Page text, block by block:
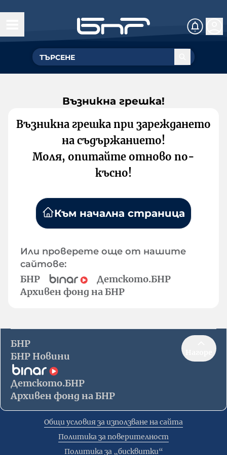
Възникна грешка!
Възникна грешка при зареждането
на съдържанието!
Моля, опитайте отново по-
късно!
Към начална страница
Или проверете още от нашите
сайтове:
БНР
Детското.БНР
Архивен фонд на БНР
БНР
БНР Новини
Детското.БНР
Архивен фонд на БНР
Общи условия за използване на сайта
Политика за поверителност
Политика за „бисквитки“